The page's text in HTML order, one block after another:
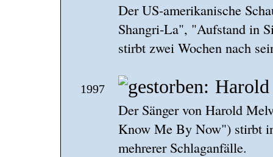
Der US-amerikanische
Shangri-La", "Aufstand in
stirbt zwei Wochen nach
1997
Der Sänger von Harold
Know Me By Now") stirbt
mehrerer Schlaganfälle.